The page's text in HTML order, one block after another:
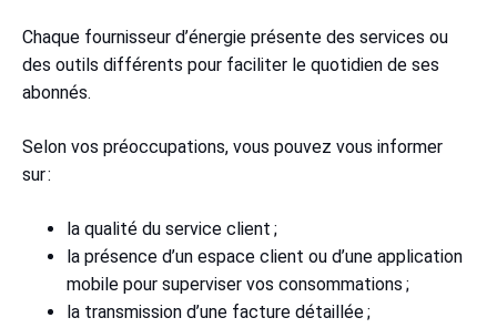
Chaque fournisseur d’énergie présente des services ou
des outils différents pour faciliter le quotidien de ses
abonnés.
Selon vos préoccupations, vous pouvez vous informer
sur :
la qualité du service client ;
la présence d’un espace client ou d’une application
mobile pour superviser vos consommations ;
la transmission d’une facture détaillée ;